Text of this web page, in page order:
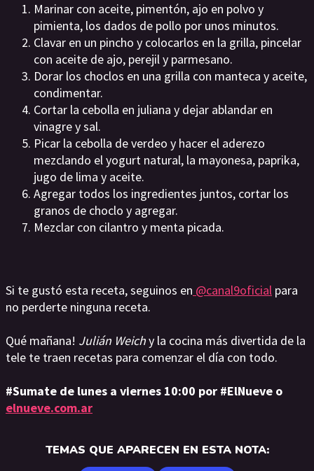
Marinar con aceite, pimentón, ajo en polvo y
pimienta, los dados de pollo por unos minutos.
Clavar en un pincho y colocarlos en la grilla, pincelar
con aceite de ajo, perejil y parmesano.
Dorar los choclos en una grilla con manteca y aceite,
condimentar.
Cortar la cebolla en juliana y dejar ablandar en
vinagre y sal.
Picar la cebolla de verdeo y hacer el aderezo
mezclando el yogurt natural, la mayonesa, paprika,
jugo de lima y aceite.
Agregar todos los ingredientes juntos, cortar los
granos de choclo y agregar.
Mezclar con cilantro y menta picada.
Si te gustó esta receta, seguinos en @canal9oficial para
no perderte ninguna receta.
Qué mañana! Julián Weichy la cocina más divertida de la
tele te traen recetas para comenzar el día con todo.
#Sumate de lunes a viernes 10:00 por #ElNueve o
elnueve.com.ar
TEMAS QUE APARECEN EN ESTA NOTA: